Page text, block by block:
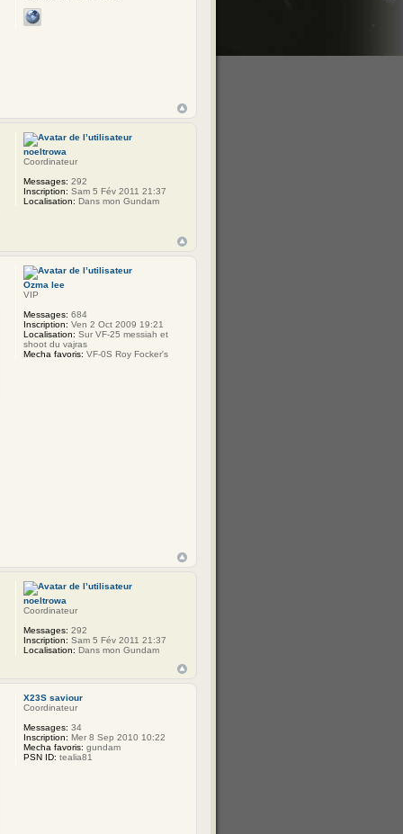
noeltrowa
Coordinateur
Messages: 292
Inscription: Sam 5 Fév 2011 21:37
Localisation: Dans mon Gundam
Ozma lee
VIP
Messages: 684
Inscription: Ven 2 Oct 2009 19:21
Localisation: Sur VF-25 messiah et
shoot du vajras
Mecha favoris: VF-0S Roy Focker's
noeltrowa
Coordinateur
Messages: 292
Inscription: Sam 5 Fév 2011 21:37
Localisation: Dans mon Gundam
X23S saviour
Coordinateur
Messages: 34
Inscription: Mer 8 Sep 2010 10:22
Mecha favoris: gundam
PSN ID: tealia81